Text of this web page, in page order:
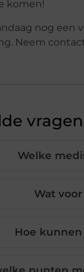
komen!
nog een
Neem
vragen
Welke
Wat
Hoe